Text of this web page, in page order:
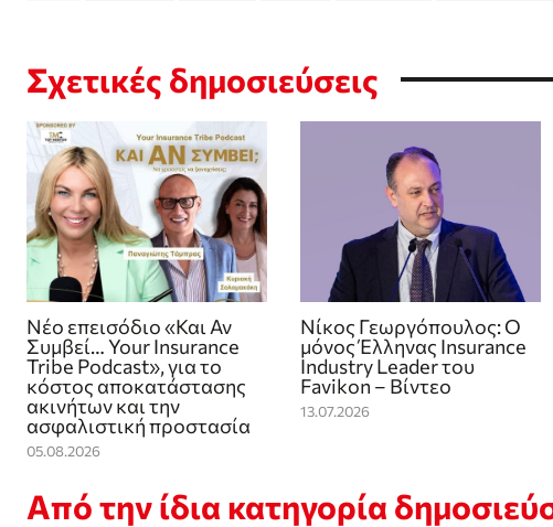
Σχετικές δημοσιεύσεις
Νέο επεισόδιο «Και Αν
Συμβεί… Your Insurance
Tribe Podcast», για το
κόστος αποκατάστασης
ακινήτων και την
ασφαλιστική προστασία
05.08.2026
Νίκος Γεωργόπουλος: Ο
μόνος Έλληνας Insurance
Industry Leader του
Favikon – Βίντεο
13.07.2026
Από την ίδια κατηγορία